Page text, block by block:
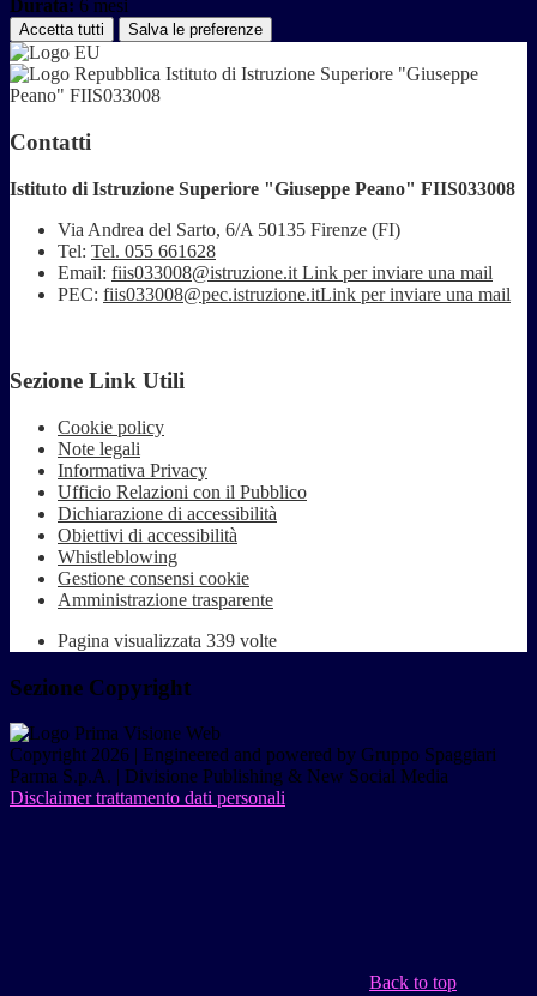
Durata: 6 mesi
Accetta tutti Salva le preferenze
Istituto di Istruzione Superiore "Giuseppe
Peano" FIIS033008
Contatti
Istituto di Istruzione Superiore "Giuseppe Peano" FIIS033008
Via Andrea del Sarto, 6/A 50135 Firenze (FI)
Tel: Tel. 055 661628
Email: fiis033008@istruzione.it Link per inviare una mail
PEC: fiis033008@pec.istruzione.itLink per inviare una mail
Sezione Link Utili
Cookie policy
Note legali
Informativa Privacy
Ufficio Relazioni con il Pubblico
Dichiarazione di accessibilità
Obiettivi di accessibilità
Whistleblowing
Gestione consensi cookie
Amministrazione trasparente
Pagina visualizzata 339 volte
Sezione Copyright
Copyright 2026 | Engineered and powered by Gruppo Spaggiari
Parma S.p.A. | Divisione Publishing & New Social Media
Disclaimer trattamento dati personali
Back to top